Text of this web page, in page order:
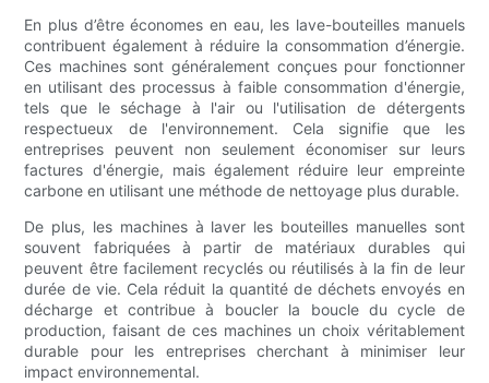
En plus d’être économes en eau, les lave-bouteilles manuels
contribuent également à réduire la consommation d’énergie.
Ces machines sont généralement conçues pour fonctionner
en utilisant des processus à faible consommation d'énergie,
tels que le séchage à l'air ou l'utilisation de détergents
respectueux de l'environnement. Cela signifie que les
entreprises peuvent non seulement économiser sur leurs
factures d'énergie, mais également réduire leur empreinte
carbone en utilisant une méthode de nettoyage plus durable.
De plus, les machines à laver les bouteilles manuelles sont
souvent fabriquées à partir de matériaux durables qui
peuvent être facilement recyclés ou réutilisés à la fin de leur
durée de vie. Cela réduit la quantité de déchets envoyés en
décharge et contribue à boucler la boucle du cycle de
production, faisant de ces machines un choix véritablement
durable pour les entreprises cherchant à minimiser leur
impact environnemental.